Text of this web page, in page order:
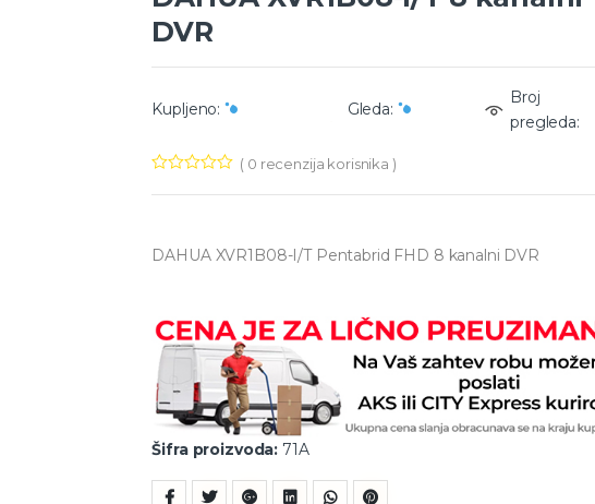
DVR
Kupljeno: Gleda:
Broj
pregleda:
( 0 recenzija korisnika )
DAHUA XVR1B08-I/T Pentabrid FHD 8 kanalni DVR
Šifra proizvoda: 71A